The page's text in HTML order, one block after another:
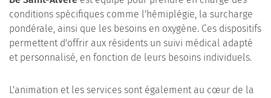
conditions spécifiques comme l'hémiplégie, la surcharge
pondérale, ainsi que les besoins en oxygène. Ces dispositifs
permettent d'offrir aux résidents un suivi médical adapté
et personnalisé, en fonction de leurs besoins individuels.
L'animation et les services sont également au cœur de la